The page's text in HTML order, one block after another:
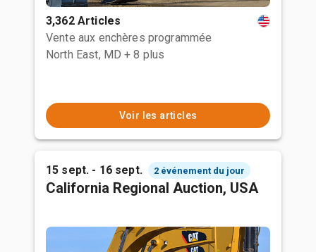
3,362 Articles
Vente aux enchères programmée
North East, MD + 8 plus
Voir les articles
15 sept. - 16 sept. 2 événement du jour
California Regional Auction, USA